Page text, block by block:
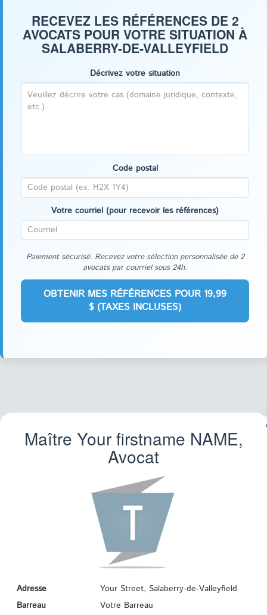
RECEVEZ LES RÉFÉRENCES DE 2
AVOCATS POUR VOTRE SITUATION À
SALABERRY-DE-VALLEYFIELD
Décrivez votre situation
Code postal
Votre courriel (pour recevoir les références)
Paiement sécurisé. Recevez votre sélection personnalisée de 2
avocats par courriel sous 24h.
Maître Your firstname NAME,
Avocat
Adresse
Your Street, Salaberry-de-Valleyfield
Barreau
Votre Barreau